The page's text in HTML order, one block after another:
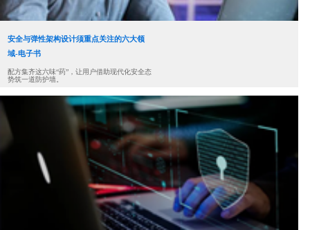
安全与弹性架构设计须重点关注的六大领
域-电子书
配方集齐这六味“药”，让用户借助现代化安全态
势筑一道防护墙。